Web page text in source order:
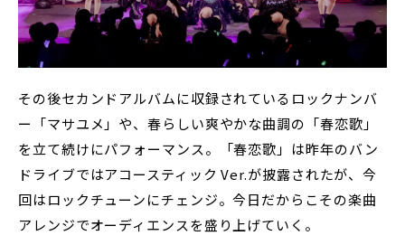
その後セカンドアルバムに収録されているロックナンバ
ー「マサユメ」や、春らしい爽やかな曲調の「春恋歌」
を立て続けにパフォーマンス。「春恋歌」は昨年のバン
ドライブではアコースティック Ver.が披露されたが、今
回はロックチューンにチェンジ。今日だからこその楽曲
アレンジでオーディエンスを盛り上げていく。